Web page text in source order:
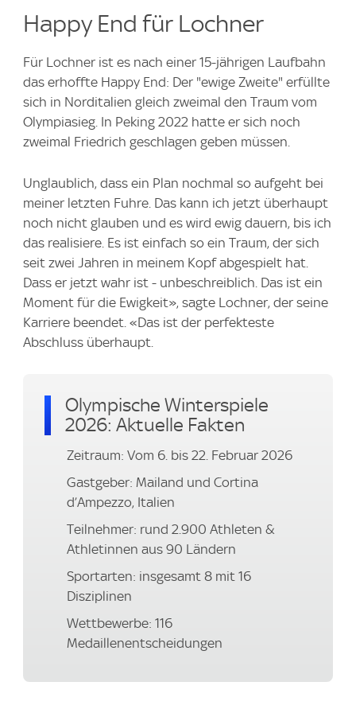
Happy End für Lochner
Für Lochner ist es nach einer 15-jährigen Laufbahn
das erhoffte Happy End: Der "ewige Zweite" erfüllte
sich in Norditalien gleich zweimal den Traum vom
Olympiasieg. In Peking 2022 hatte er sich noch
zweimal Friedrich geschlagen geben müssen.
Unglaublich, dass ein Plan nochmal so aufgeht bei
meiner letzten Fuhre. Das kann ich jetzt überhaupt
noch nicht glauben und es wird ewig dauern, bis ich
das realisiere. Es ist einfach so ein Traum, der sich
seit zwei Jahren in meinem Kopf abgespielt hat.
Dass er jetzt wahr ist - unbeschreiblich. Das ist ein
Moment für die Ewigkeit», sagte Lochner, der seine
Karriere beendet. «Das ist der perfekteste
Abschluss überhaupt.
Olympische Winterspiele
2026: Aktuelle Fakten
Zeitraum: Vom 6. bis 22. Februar 2026
Gastgeber: Mailand und Cortina
d’Ampezzo, Italien
Teilnehmer: rund 2.900 Athleten &
Athletinnen aus 90 Ländern
Sportarten: insgesamt 8 mit 16
Disziplinen
Wettbewerbe: 116
Medaillenentscheidungen